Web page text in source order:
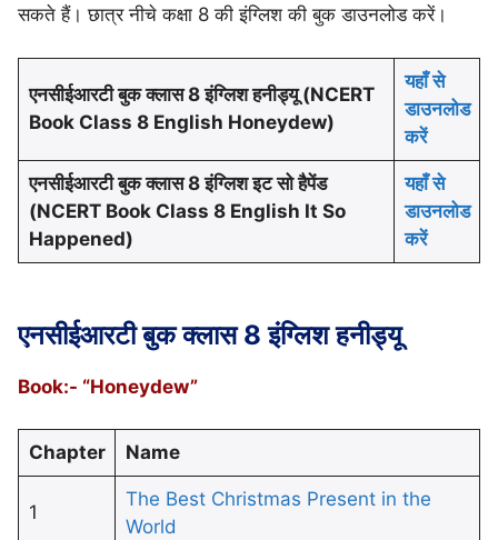
सकते हैं। छात्र नीचे कक्षा 8 की इंग्लिश की बुक डाउनलोड करें।
एनसीईआरटी बुक क्लास 8 इंग्लिश हनीड्यू (NCERT
Book Class 8 English Honeydew)
यहाँ से
डाउनलोड
करें
एनसीईआरटी बुक क्लास 8 इंग्लिश इट सो हैपेंड
(NCERT Book Class 8 English It So
Happened)
यहाँ से
डाउनलोड
करें
एनसीईआरटी बुक क्लास 8 इंग्लिश हनीड्यू
Book:- “Honeydew”
Chapter Name
1
The Best Christmas Present in the
World